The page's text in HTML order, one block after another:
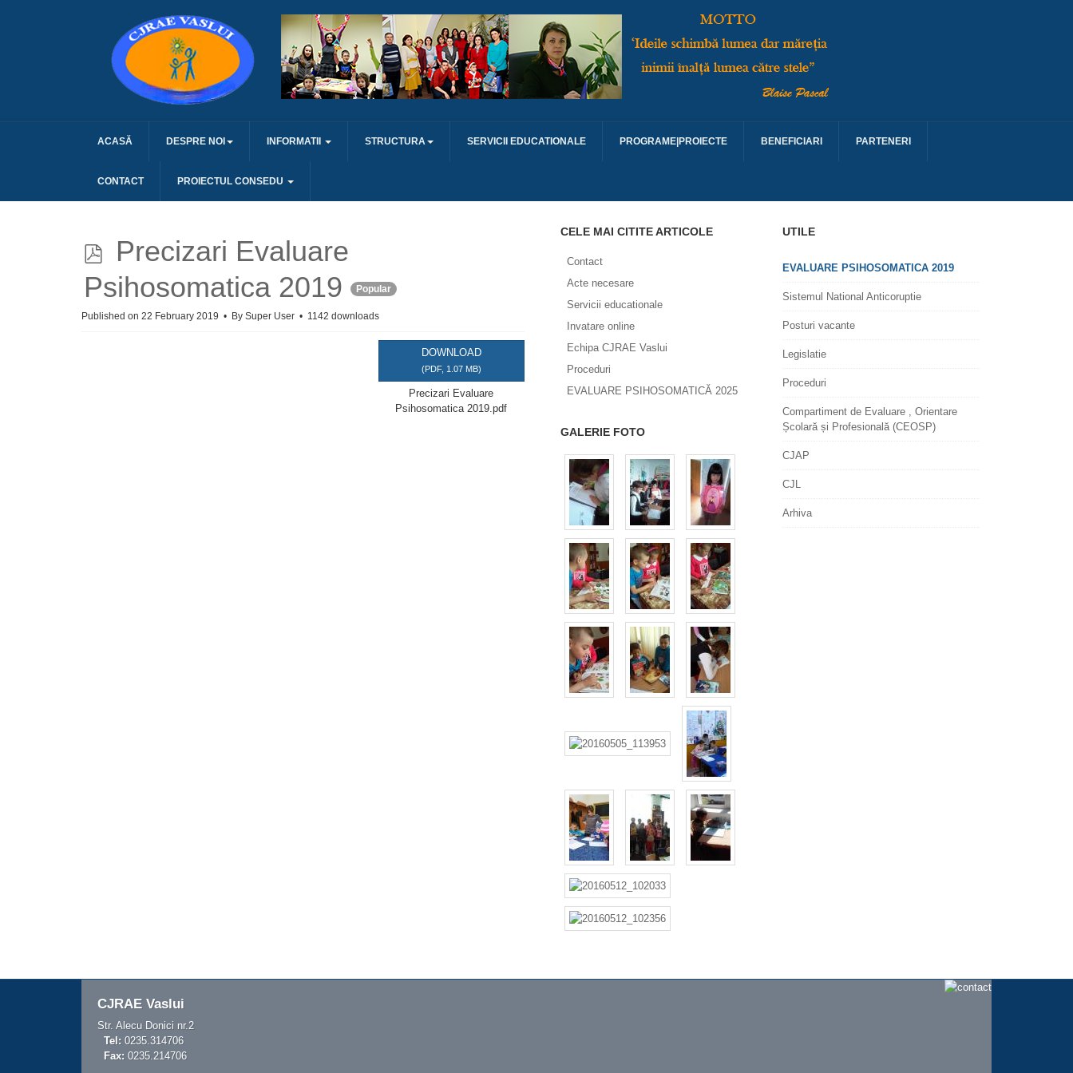
ACASĂ DESPRE NOI INFORMATII STRUCTURA SERVICII EDUCATIONALE PROGRAME|PROIECTE BENEFICIARI PARTENERI
CONTACT PROIECTUL CONSEDU
p
d
f
Precizari Evaluare
Psihosomatica 2019
Popular
Published on 22 February 2019 By Super User 1142 downloads
DOWNLOAD
(PDF, 1.07 MB)
Precizari Evaluare
Psihosomatica 2019.pdf
CELE MAI CITITE ARTICOLE
Contact
Acte necesare
Servicii educationale
Invatare online
Echipa CJRAE Vaslui
Proceduri
EVALUARE PSIHOSOMATICĂ 2025
GALERIE FOTO
UTILE
EVALUARE PSIHOSOMATICA 2019
Sistemul National Anticoruptie
Posturi vacante
Legislatie
Proceduri
Compartiment de Evaluare , Orientare
Școlară și Profesională (CEOSP)
CJAP
CJL
Arhiva
CJRAE Vaslui
Str. Alecu Donici nr.2
Tel: 0235.314706
Fax: 0235.214706